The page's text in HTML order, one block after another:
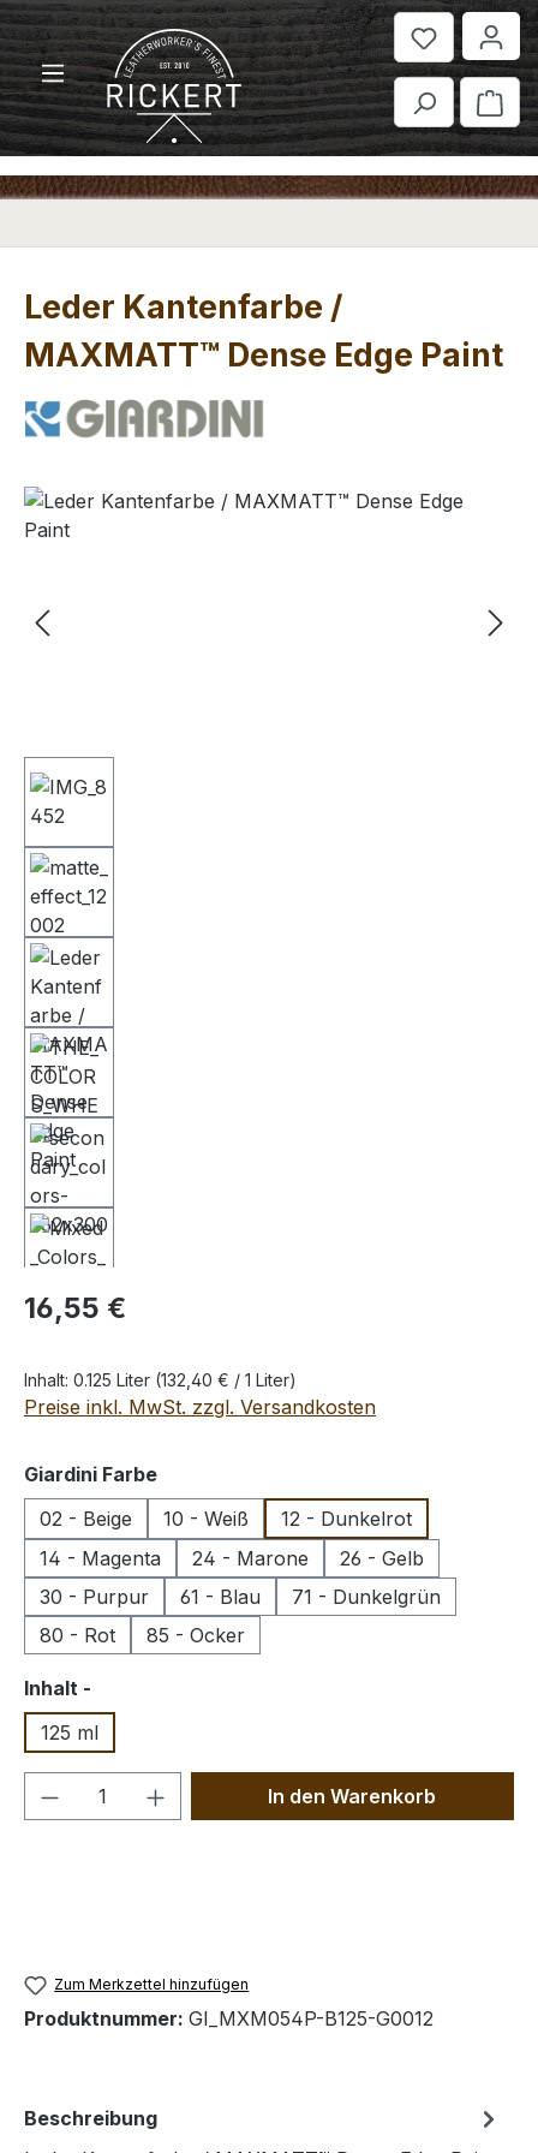
Zum Hauptinhalt springen
Leder Kantenfarbe /
MAXMATT™ Dense Edge Paint
Bildergalerie überspringen
Regulärer Preis:
16,55 €
Inhalt: 0.125 Liter (132,40 € / 1 Liter)
Preise inkl. MwSt. zzgl. Versandkosten
Giardini Farbeauswählen
02 - Beige
10 - Weiß
12 - Dunkelrot
14 - Magenta
24 - Marone
26 - Gelb
30 - Purpur
61 - Blau
71 - Dunkelgrün
80 - Rot
85 - Ocker
Inhalt -
125 ml
Produkt Anzahl: Gib denIn den Warenkorb
Zum Merkzettel hinzufügen
Produktnummer: GI_MXM054P-B125-G0012
Beschreibung